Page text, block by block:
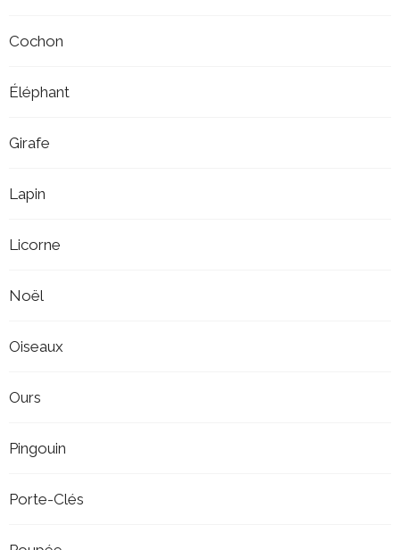
Cochon
Éléphant
Girafe
Lapin
Licorne
Noël
Oiseaux
Ours
Pingouin
Porte-Clés